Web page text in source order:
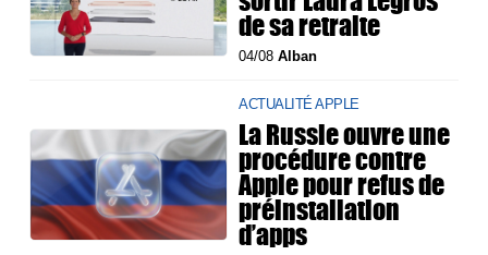
de sa retraite
04/08Alban
ACTUALITÉ APPLE
La Russie ouvre une
procédure contre
Apple pour refus de
préinstallation
d’apps